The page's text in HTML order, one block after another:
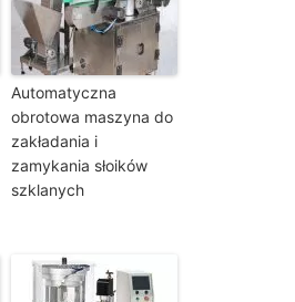
Automatyczna
obrotowa maszyna do
zakładania i
zamykania słoików
szklanych